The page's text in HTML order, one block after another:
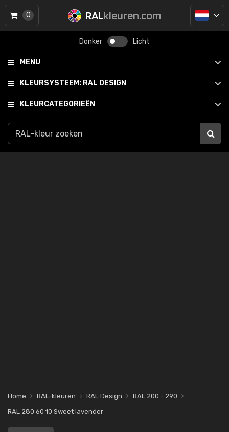
RALkleuren.com
Donker Licht
MENU
KLEURSYSTEEM: RAL DESIGN
KLEURCATEGORIEËN
0
Home RAL-kleuren RAL Design
RAL 200 - 290
RAL 280 60 10 Sweet lavender